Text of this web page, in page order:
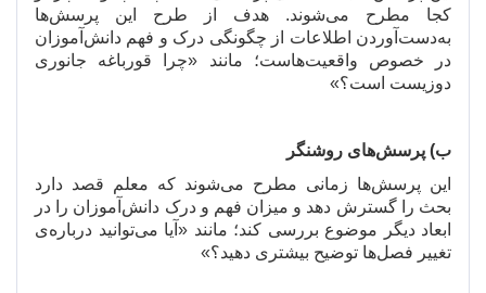
کجا مطرح میشوند. هدف از طرح این پرسشها
بهدست آوردن اطلاعات از چگونگی درک و فهم دانش آموزان
در خصوص واقعیتهاست؛ مانند «چرا قورباغه جانوری
دوزیست است؟»
ب) پرسشهای روشنگر
این پرسشها زمانی مطرح میشوند که معلم قصد دارد
بحث را گسترش دهد و میزان فهم و درک دانش آموزان را در
ابعاد دیگر موضوع بررسی کند؛ مانند «آیا میتوانید دربارهی
تغییر فصلها توضیح بیشتری دهید؟»